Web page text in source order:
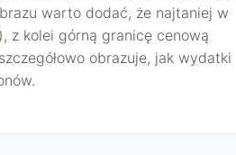
warto dodać, że najtaniej w
z kolei górną granicę cenową
obrazuje, jak wydatki